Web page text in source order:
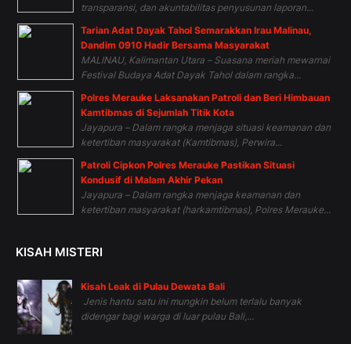
transparansi, dan akuntabilitas penyusunan laporan...
Tarian Adat Dayak Tahol Semarakkan Irau Malinau,
Dandim 0910 Hadir Bersama Masyarakat
MALINAU, Kalimantan Utara – Suasana meriah mewarnai
Festival Budaya Adat Dayak Tahol dalam rangka...
Polres Merauke Laksanakan Patroli dan Beri Himbauan
Kamtibmas di Sejumlah Titik Kota
Jayapura – Dalam rangka menjaga situasi keamanan dan
ketertiban masyarakat (Kamtibmas), Perwira...
Patroli Cipkon Polres Merauke Pastikan Situasi
Kondusif di Malam Akhir Pekan
Jayapura – Dalam rangka menjaga keamanan dan
ketertiban masyarakat (harkamtibmas), Polres Merauke...
KISAH MISTERI
Kisah Leak di Pulau Dewata Bali
Jenis hantu satu ini mungkin belum terlalu banyak
didengar bagi warga di luar pulau Bali,...